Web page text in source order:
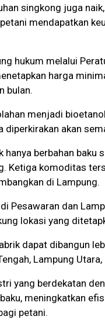
singkong juga
mendapatkan
hukum melalui
harga
bulan.
menjadi
akan
berbahan baku
Ketiga komoditas
di Lampung.
Pesawaran dan
lokasi yang
dapat dibangun
Lampung Utara,
yang berdekatan
meningkatkan
petani.